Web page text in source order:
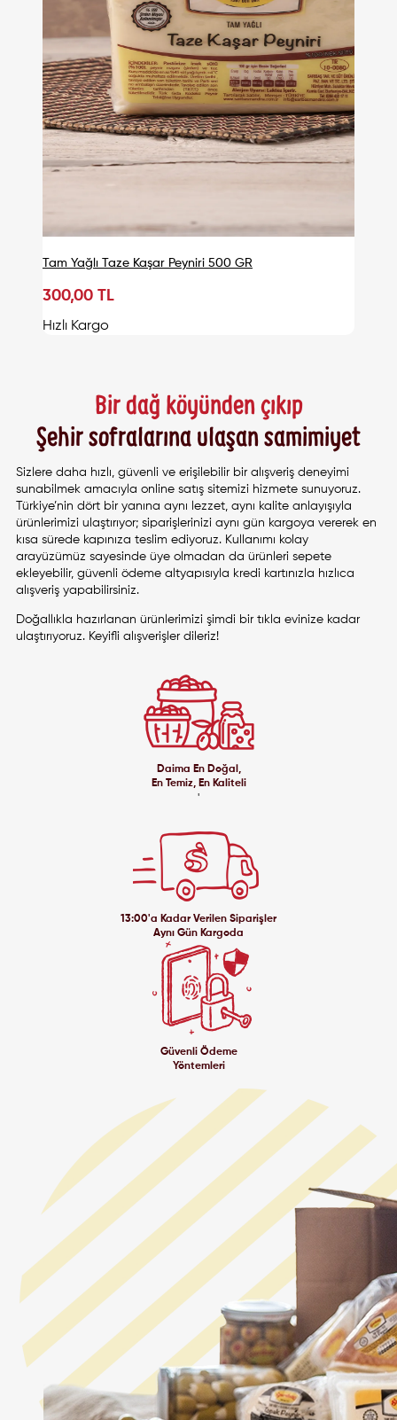
Tam Yağlı Taze Kaşar Peyniri 500 GR
300,00 TL
Hızlı Kargo
Bir dağ köyünden çıkıp
Şehir sofralarına ulaşan samimiyet
Sizlere daha hızlı, güvenli ve erişilebilir bir alışveriş deneyimi
sunabilmek amacıyla online satış sitemizi hizmete sunuyoruz.
Türkiye’nin dört bir yanına aynı lezzet, aynı kalite anlayışıyla
ürünlerimizi ulaştırıyor; siparişlerinizi aynı gün kargoya vererek en
kısa sürede kapınıza teslim ediyoruz. Kullanımı kolay
arayüzümüz sayesinde üye olmadan da ürünleri sepete
ekleyebilir, güvenli ödeme altyapısıyla kredi kartınızla hızlıca
alışveriş yapabilirsiniz.
Doğallıkla hazırlanan ürünlerimizi şimdi bir tıkla evinize kadar
ulaştırıyoruz. Keyifli alışverişler dileriz!
Daima En Doğal,
En Temiz, En Kaliteli
'
13:00'a Kadar Verilen Siparişler
Aynı Gün Kargoda
Güvenli Ödeme
Yöntemleri